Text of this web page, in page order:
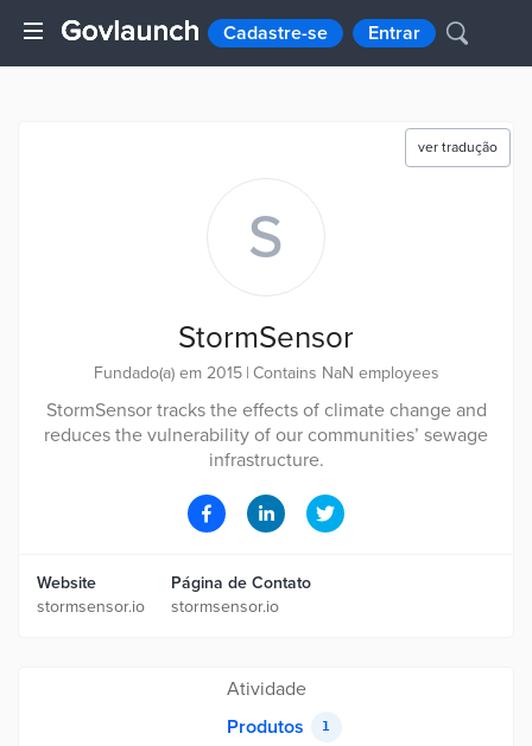
Cadastre-se Entrar
ver tradução
S
StormSensor
Fundado(a) em 2015 | Contains NaN employees
StormSensor tracks the effects of climate change and
reduces the vulnerability of our communities’ sewage
infrastructure.
Website
stormsensor.io
Página de Contato
stormsensor.io
Atividade
Produtos
1